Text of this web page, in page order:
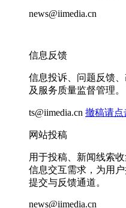
news@iimedia.cn
信息反馈
信息投诉、问题反馈
及服务质量监督管理。
ts@iimedia.cn 撤稿请点
网站投稿
用于投稿、新闻线索
信息交互需求，为用
提交与反馈通道。
news@iimedia.cn